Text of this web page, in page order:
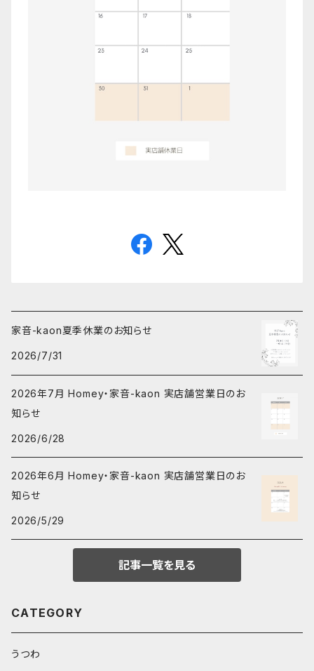
家音-kaon夏季休業のお知らせ
2026/7/31
2026年7月 Homey・家音-kaon 実店舗営業日のお
知らせ
2026/6/28
2026年6月 Homey・家音-kaon 実店舗営業日のお
知らせ
2026/5/29
記事一覧を見る
CATEGORY
うつわ